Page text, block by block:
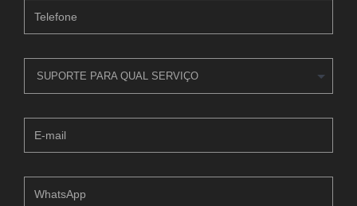
SUPORTE PARA QUAL SERVIÇO